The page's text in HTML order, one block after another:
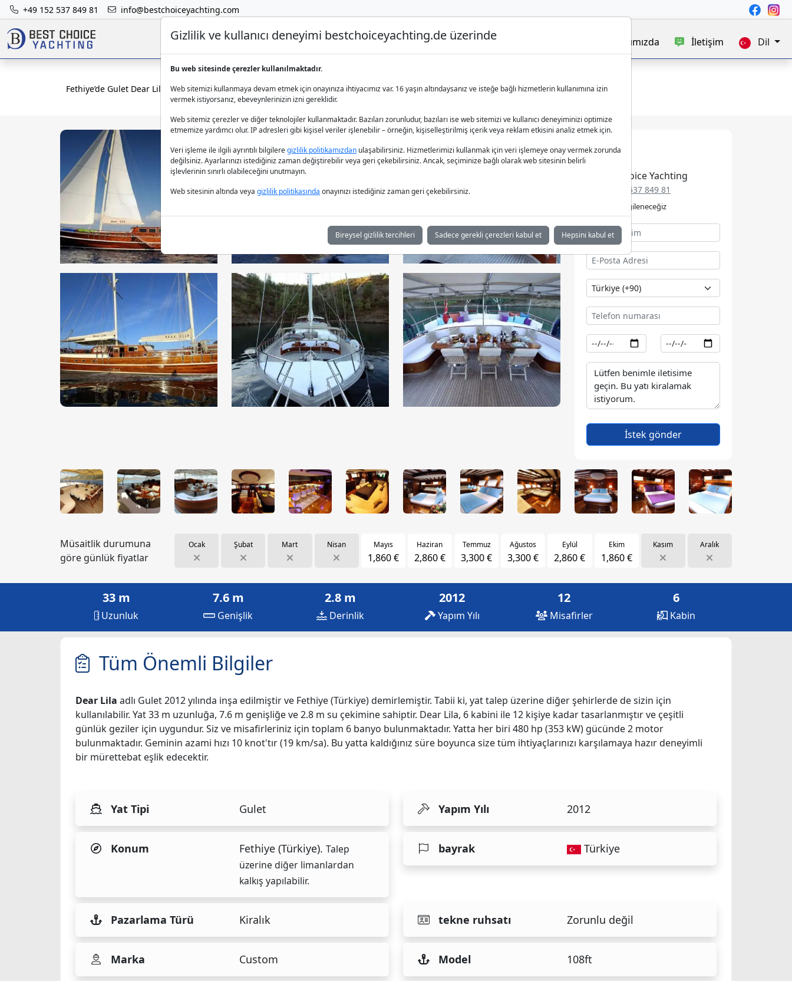
+49 152 537 849 81 info@bestchoiceyachting.com
Lüks Yat Charter Yat Kiralama Hakkımızda İletişim Dil
Fethiye’de Gulet Dear Lila kiralayın ve denizi yaşayın
Best Choice Yachting
+49 152 537 849 81
Talebinizle ilgileneceğiz
İstek gönder
Müsaitlik durumuna
göre günlük fiyatlar
Ocak Şubat Mart Nisan Mayıs
1,860 €
Haziran
2,860 €
Temmuz
3,300 €
Ağustos
3,300 €
Eylül
2,860 €
Ekim
1,860 €
Kasım Aralık
33 m
Uzunluk
7.6 m
Genişlik
2.8 m
Derinlik
2012
Yapım Yılı
12
Misafirler
6
Kabin
Tüm Önemli Bilgiler
Dear Lila adlı Gulet 2012 yılında inşa edilmiştir ve Fethiye (Türkiye) demirlemiştir. Tabii ki, yat talep üzerine diğer şehirlerde de sizin için
kullanılabilir. Yat 33 m uzunluğa, 7.6 m genişliğe ve 2.8 m su çekimine sahiptir. Dear Lila, 6 kabini ile 12 kişiye kadar tasarlanmıştır ve çeşitli
günlük geziler için uygundur. Siz ve misafirleriniz için toplam 6 banyo bulunmaktadır. Yatta her biri 480 hp (353 kW) gücünde 2 motor
bulunmaktadır. Geminin azami hızı 10 knot'tır (19 km/sa). Bu yatta kaldığınız süre boyunca size tüm ihtiyaçlarınızı karşılamaya hazır deneyimli
bir mürettebat eşlik edecektir.
Yat Tipi Gulet Yapım Yılı 2012
Konum Fethiye (Türkiye). Talep
üzerine diğer limanlardan
kalkış yapılabilir.
bayrak Türkiye
Pazarlama Türü Kiralık tekne ruhsatı Zorunlu değil
Marka Custom Model 108ft
Gizlilik ve kullanıcı deneyimi bestchoiceyachting.de üzerinde
Bu web sitesinde çerezler kullanılmaktadır.
Web sitemizi kullanmaya devam etmek için onayınıza ihtiyacımız var. 16 yaşın altındaysanız ve isteğe bağlı hizmetlerin kullanımına izin
vermek istiyorsanız, ebeveynlerinizin izni gereklidir.
Web sitemiz çerezler ve diğer teknolojiler kullanmaktadır. Bazıları zorunludur, bazıları ise web sitemizi ve kullanıcı deneyiminizi optimize
etmemize yardımcı olur. IP adresleri gibi kişisel veriler işlenebilir – örneğin, kişiselleştirilmiş içerik veya reklam etkisini analiz etmek için.
Veri işleme ile ilgili ayrıntılı bilgileregizlilik politikamızdan ulaşabilirsiniz. Hizmetlerimizi kullanmak için veri işlemeye onay vermek zorunda
değilsiniz. Ayarlarınızı istediğiniz zaman değiştirebilir veya geri çekebilirsiniz. Ancak, seçiminize bağlı olarak web sitesinin belirli
işlevlerinin sınırlı olabileceğini unutmayın.
Web sitesinin altında veya gizlilik politikasında onayınızı istediğiniz zaman geri çekebilirsiniz.
Bireysel gizlilik tercihleri Sadece gerekli çerezleri kabul et Hepsini kabul et